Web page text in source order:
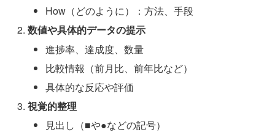
How（どのように）：方法、手段
数値や具体的データの提示
進捗率、達成度、数量
比較情報（前月比、前年比など）
具体的な反応や評価
視覚的整理
見出し（■や●などの記号）